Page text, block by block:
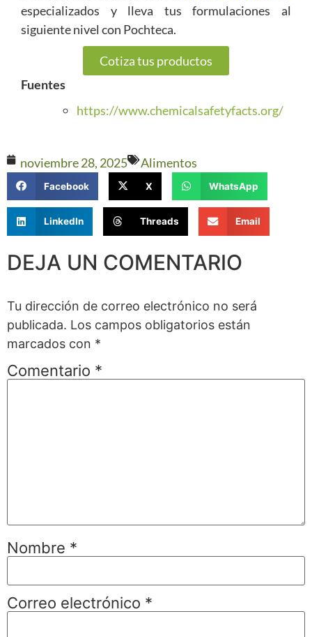
especializados y lleva tus formulaciones al
siguiente nivel con Pochteca.
Cotiza tus productos
Fuentes
https://www.chemicalsafetyfacts.org/
noviembre 28, 2025 Alimentos
Facebook X WhatsApp
LinkedIn Threads Email
DEJA UN COMENTARIO
Tu dirección de correo electrónico no será
publicada. Los campos obligatorios están
marcados con *
Comentario *
Nombre *
Correo electrónico *